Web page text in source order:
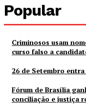
Popular
Criminosos usam
curso falso a
26 de Setembro
Fórum de Brasília
conciliação e justiça